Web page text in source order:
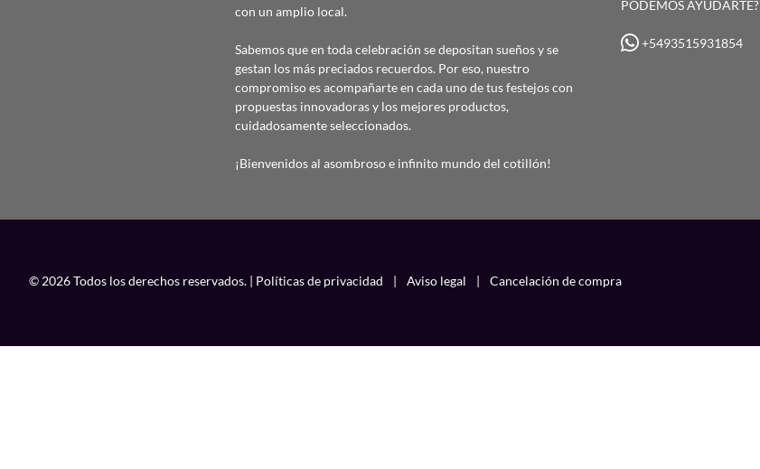
con un amplio local.
Sabemos que en toda celebración se depositan sueños y se
gestan los más preciados recuerdos. Por eso, nuestro
compromiso es acompañarte en cada uno de tus festejos con
propuestas innovadoras y los mejores productos,
cuidadosamente seleccionados.
¡Bienvenidos al asombroso e infinito mundo del cotillón!
PODEMOS AYUDARTE?
+5493515931854
© 2026 Todos los derechos reservados. | Políticas de privacidad | Aviso legal | Cancelación de compra